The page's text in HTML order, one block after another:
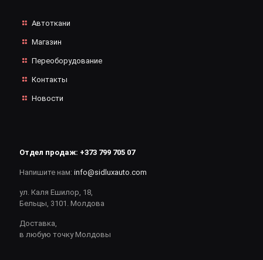
Автоткани
Магазин
Переоборудование
Контакты
Новости
Отдел продаж: +373 799 705 07
Напишите нам: info@sidluxauto.com
ул. Каля Ешилор, 18,
Бельцы, 3101. Молдова
Доставка,
в любую точку Молдовы